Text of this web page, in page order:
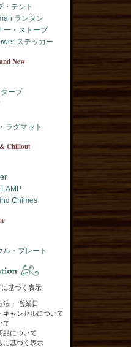
・テント
ランタン
ー・ストーブ
ステッカー
New
ープ
ラグマット
Chillout
LAMP
Chimes
ル・プレート
に基づく表示
法・ 営業日
キャンセルについて
て
品について
に基づく表示